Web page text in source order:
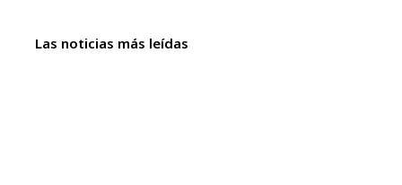
Las noticias más leídas